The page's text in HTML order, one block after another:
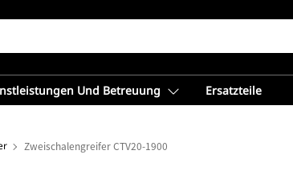
Und Betreuung Ersatzteile
Zweischalengreifer CTV20-1900